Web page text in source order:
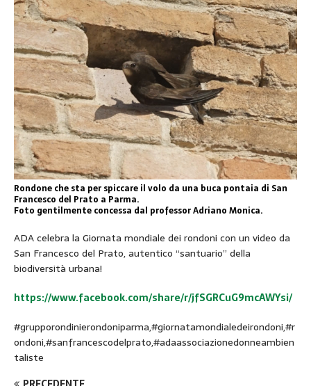
Rondone che sta per spiccare il volo da una buca pontaia di San
Francesco del Prato a Parma.
Foto gentilmente concessa dal professor Adriano Monica.
ADA celebra la Giornata mondiale dei rondoni con un video da
San Francesco del Prato, autentico “santuario” della
biodiversità urbana!
https://www.facebook.com/share/r/jfSGRCuG9mcAWYsi/
#grupporondinierondoniparma,#giornatamondialedeirondoni,#r
ondoni,#sanfrancescodelprato,#adaassociazionedonneambien
taliste